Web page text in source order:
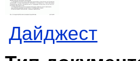
Дайджест